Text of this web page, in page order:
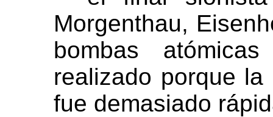
Morgenthau,
bombas
realizado porque
fue demasiado